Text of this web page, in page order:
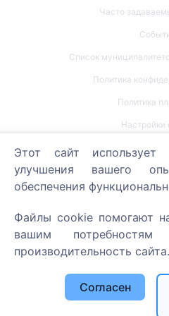
Часто
Список
Политика
Политика
Настройки
Поиск
Услуги
SIA "CEMETY",
Этот сайт
улучшения вашего
обеспечения
Файлы cookie помогают
вашим потребностям
производительность сайта.
Согласен